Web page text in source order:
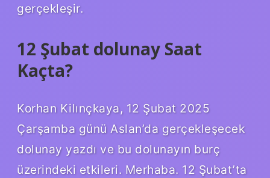
gerçekleşir.
12 Şubat dolunay Saat
Kaçta?
Korhan Kilınçkaya, 12 Şubat 2025
Çarşamba günü Aslan’da gerçekleşecek
dolunay yazdı ve bu dolunayın burç
üzerindeki etkileri. Merhaba. 12 Şubat’ta